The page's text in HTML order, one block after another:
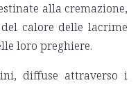
alla cremazione,
calore delle lacrime
loro preghiere.
diffuse attraverso i